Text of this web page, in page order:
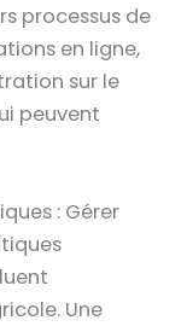
processus de
en ligne,
sur le
peuvent
: Gérer
Une